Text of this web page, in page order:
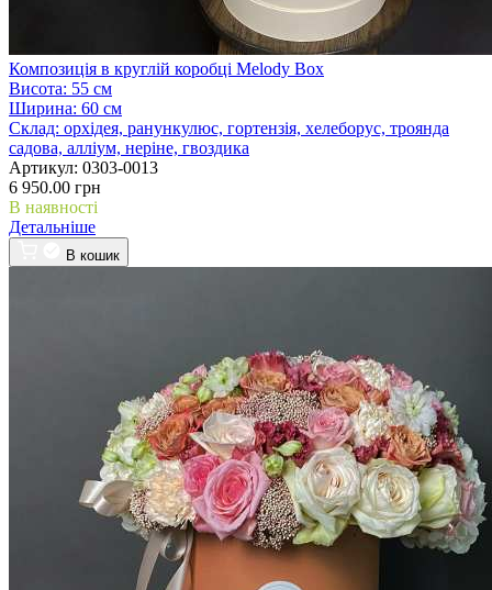
Композиція в круглій коробці Melody Box
Висота: 55 см
Ширина: 60 см
Склад: орхідея, ранункулюс, гортензія, хелеборус, троянда
садова, алліум, неріне, гвоздика
Артикул: 0303-0013
6 950.00 грн
В наявності
Детальніше
В кошик